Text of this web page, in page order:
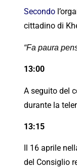
Secondo
cittadino di
“Fa paura
13:00
A seguito del
durante la
13:15
Il 16 aprile
del Consiglio